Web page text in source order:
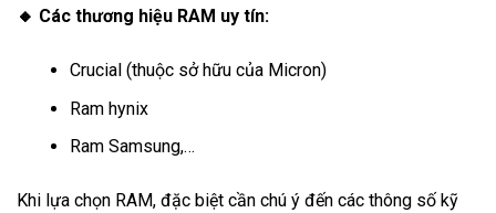
🔸 Các thương hiệu RAM uy tín:
Crucial (thuộc sở hữu của Micron)
Ram hynix
Ram Samsung,…
Khi lựa chọn RAM, đặc biệt cần chú ý đến các thông số kỹ